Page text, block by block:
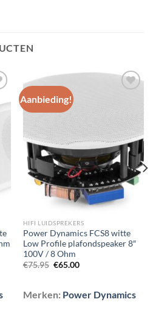
Aanbieding!
Toevoegen
aan
wenslijst
HIFI LUIDSPREKERS
Power Dynamics FCS8 witte
Low Profile plafondspeaker 8″
100V / 8 Ohm
€75.95 Oorspronkelijke
€65.00Huidige
Merken: Power Dynamics